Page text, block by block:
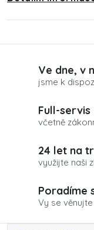
Ve dne, v
jsme k
Full-servis
včetně
24 let na
využijte naši
Poradíme
Vy se